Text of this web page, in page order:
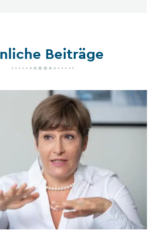
Beiträge